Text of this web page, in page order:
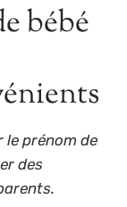
bébé
le prénom de
des